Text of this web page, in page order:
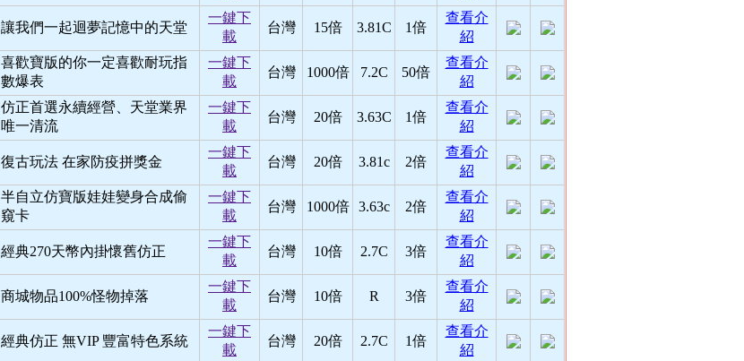
讓我們一起迴夢記憶中的天堂
一鍵下
載
台灣 15倍 3.81C 1倍
查看介
紹
喜歡寶版的你一定喜歡耐玩指
數爆表
一鍵下
載
台灣 1000倍 7.2C 50倍
查看介
紹
仿正首選永續經營、天堂業界
唯一清流
一鍵下
載
台灣 20倍 3.63C 1倍
查看介
紹
復古玩法 在家防疫拼獎金
一鍵下
載
台灣 20倍 3.81c 2倍
查看介
紹
半自立仿寶版娃娃變身合成偷
窺卡
一鍵下
載
台灣 1000倍 3.63c 2倍
查看介
紹
經典270天幣內掛懷舊仿正
一鍵下
載
台灣 10倍 2.7C 3倍
查看介
紹
商城物品100%怪物掉落
一鍵下
載
台灣 10倍 R 3倍
查看介
紹
經典仿正 無VIP 豐富特色系統
一鍵下
載
台灣 20倍 2.7C 1倍
查看介
紹